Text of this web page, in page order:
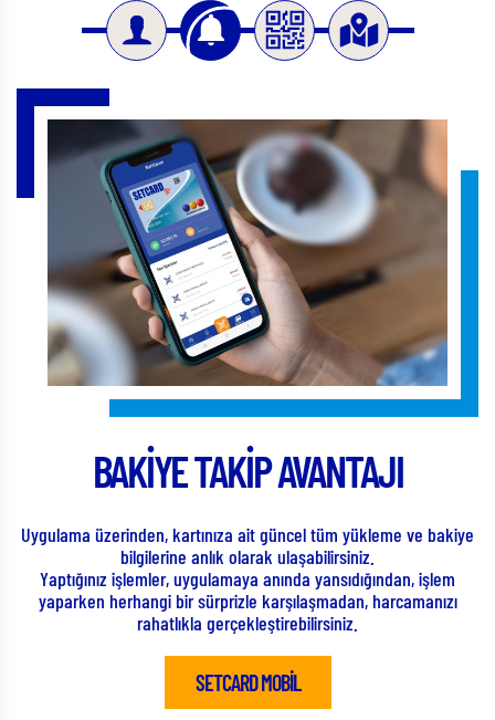
MOBİL ÖDEME KOLAYLIĞI
Setcard Mobil Ödeme, Karekod/QR Kod ile işleminizi
gerçekleştirirken, zaman tasarrufu yapmanıza imkan tanıyor.
Android - Google Play veya IOS - Apple Store üzerinden “Setcard
Mobil” adıyla indirebilen uygulama sayesinde tüm Türkiye’deki
Setcard POS’u bulunan üye iş yerlerinde, hızlıca harcama
SETCARD MOBİL